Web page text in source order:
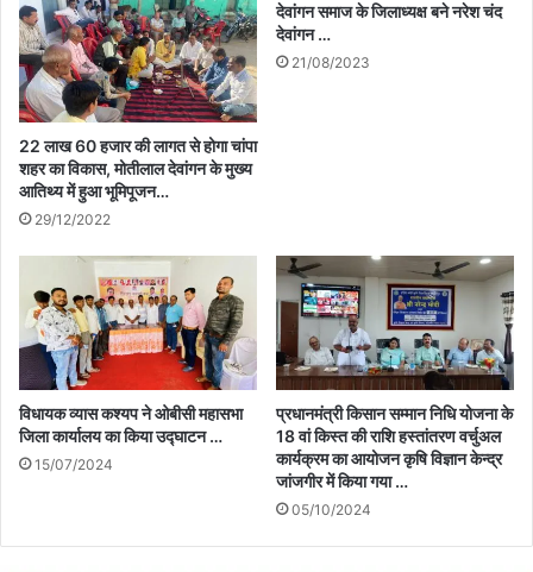
22 लाख 60 हजार की लागत से होगा चांपा
शहर का विकास, मोतीलाल देवांगन के मुख्य
आतिथ्य में हुआ भूमिपूजन…
29/12/2022
देवांगन समाज के जिलाध्यक्ष बने नरेश चंद
देवांगन …
21/08/2023
विधायक व्यास कश्यप ने ओबीसी महासभा
जिला कार्यालय का किया उद्घाटन …
15/07/2024
प्रधानमंत्री किसान सम्मान निधि योजना के
18 वां किस्त की राशि हस्तांतरण वर्चुअल
कार्यक्रम का आयोजन कृषि विज्ञान केन्द्र
जांजगीर में किया गया …
05/10/2024